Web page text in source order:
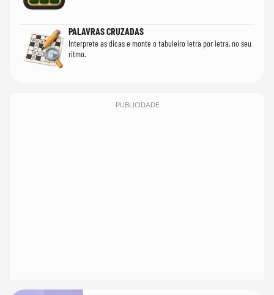
PALAVRAS CRUZADAS
Interprete as dicas e monte o tabuleiro letra por letra, no seu
ritmo.
PUBLICIDADE